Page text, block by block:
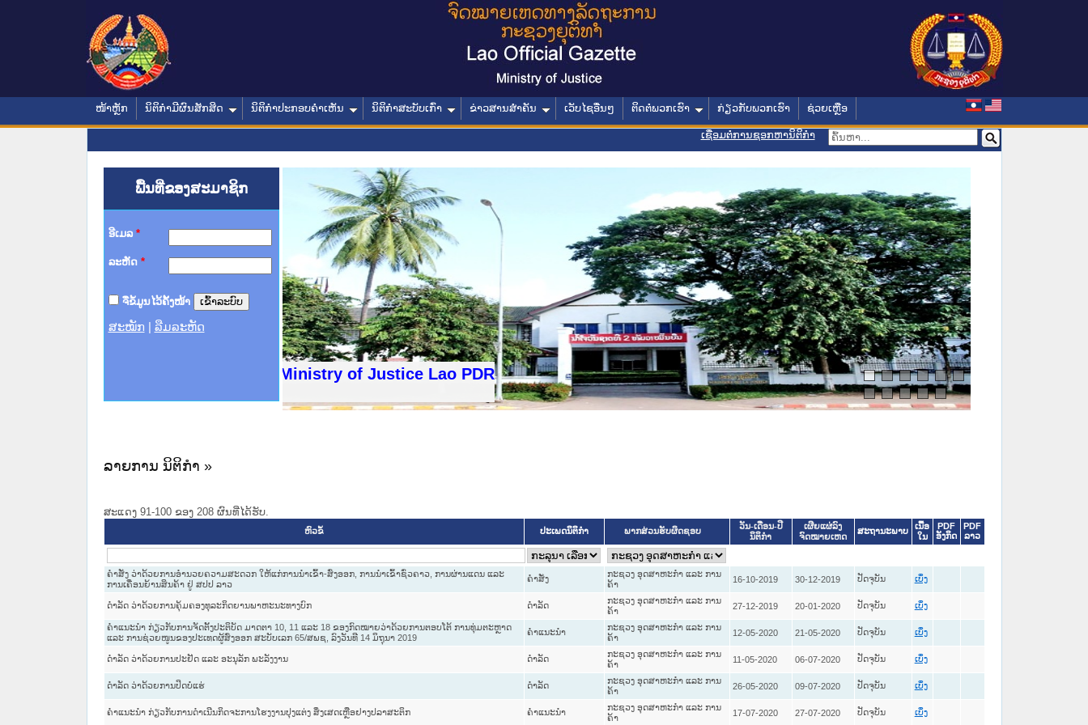
ໜ້າຫຼັກ ນິຕິກໍາມີຜົນສັກສິດ ນິຕິກໍາປະກອບຄໍາເຫັນ ນິຕິກໍາສະບັບເກົ່າ ຂ່າວສານສໍາຄັນ ເວັບໄຊອື່ນໆ ຕິດຕໍ່ພວກເຮົາ ກ່ຽວກັບພວກເຮົາ ຊ່ວຍເຫຼືອ
ເຊື່ອມຕໍ່ການຊອກຫານິຕິກຳ
ພື້ນທີ່ຂອງສະມາຊິກ
ອີເມລ *
ລະຫັດ *
ຈື່ຂໍ້ມູນໄວ້ຄັ້ງໜ້າ
ສະໝັກ ລືມລະຫັດ
Ministry of Justice Lao PDR
ານສະພາປະຊາຊົນ ພາກເໜືອ
ທາງລັດຖະການ
ສຳລັບ ພາກກາງ
ສຳລັບ ພາກໃຕ້
ວິທະຍາຄານຕຳຫຼວດປະຊາຊົນ
ວິທະຍາຄານສັນຕິບານປະຊາຊົນ
າຍເຫດທາງລັດຖະການໃຫ້ຜູ້ປະສານງານ
ຂັ້ນແຂວງພາກເໜືອ
ານສະພາປະຊາຊົນ ພາກກາງ
ລາຍການ ນິຕິກໍາ »
ສະແດງ 91-100 ຂອງ 208 ຜົນທີ່ໄດ້ຮັບ.
ຫົວຂໍ້ ປະເພດນິຕິກຳ ພາກສ່ວນຮັບຜິດຊອບ
ວັນ-ເດືອນ-ປີ
ນິຕິກໍາ
ເຜີຍແຜ່ລົງ
ຈົດໝາຍເຫດ
ສະຖານະພາບ
ເນື້ອ
ໃນ
PDF
ອັງກິດ
PDF
ລາວ
ຄໍາສັ່ງ ວ່າດ້ວຍການອໍານວຍຄວາມສະດວກ ໃຫ້ແກ່ການນໍາເຂົ້າ-ສົ່ງອອກ, ການນໍາເຂົ້າຊົ່ວຄາວ, ການຜ່ານແດນ ແລະ
ການເຄື່ອນຍ້ານສິນຄ້າ ຢູ່ ສປປ ລາວ
ຄໍາສັ່ງ
ກະຊວງ ອຸດສາຫະກຳ ແລະ ການ
ຄ້າ
16-10-2019 30-12-2019 ປັດຈຸບັນ ເບິ່ງ
ດໍາລັດ ວ່າດ້ວຍການຄຸ້ມຄອງທຸລະກິດຍານພາຫະນະທາງບົກ ດໍາລັດ
ກະຊວງ ອຸດສາຫະກຳ ແລະ ການ
ຄ້າ
27-12-2019 20-01-2020 ປັດຈຸບັນ ເບິ່ງ
ຄໍາແນະນໍາ ກ່ຽວກັບການຈັດຕັ້ງປະຕິບັດ ມາດຕາ 10, 11 ແລະ 18 ຂອງກົດໝາຍວ່າດ້ວຍການຕອບໂຕ້ ການທຸ່ມຕະຫຼາດ
ແລະ ການຊ່ວຍໜູນຂອງປະເທດຜູ້ສົ່ງອອກ ສະບັບເລກ 65/ສພຊ, ລົງວັນທີ 14 ມິຖຸນາ 2019
ຄໍາແນະນໍາ
ກະຊວງ ອຸດສາຫະກຳ ແລະ ການ
ຄ້າ
12-05-2020 21-05-2020 ປັດຈຸບັນ ເບິ່ງ
ດໍາລັດ ວ່າດ້ວຍການປະຢັດ ແລະ ອະນຸລັກ ພະລັງງານ ດໍາລັດ
ກະຊວງ ອຸດສາຫະກຳ ແລະ ການ
ຄ້າ
11-05-2020 06-07-2020 ປັດຈຸບັນ ເບິ່ງ
ດໍາລັດ ວ່າດ້ວຍການປິດບໍ່ແຮ່ ດໍາລັດ
ກະຊວງ ອຸດສາຫະກຳ ແລະ ການ
ຄ້າ
26-05-2020 09-07-2020 ປັດຈຸບັນ ເບິ່ງ
ຄໍາແນະນໍາ ກ່ຽວກັບການດໍາເນີນກິດຈະການໂຮງງານປຸງແຕ່ງ ສິ່ງເສດເຫຼືອຢາງປລາສະຕິກ ຄໍາແນະນໍາ
ກະຊວງ ອຸດສາຫະກຳ ແລະ ການ
ຄ້າ
17-07-2020 27-07-2020 ປັດຈຸບັນ ເບິ່ງ